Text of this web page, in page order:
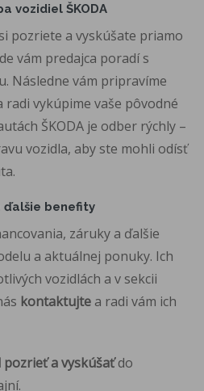
vozidiel ŠKODA
pozriete a vyskúšate priamo
vám predajca poradí s
Následne vám pripravíme
vykúpime vaše pôvodné
ŠKODA je odber rýchly –
vozidla, aby ste mohli odísť
ďalšie benefity
záruky a ďalšie
a aktuálnej ponuky. Ich
vozidlách a v sekcii
kontaktujte a radi vám ich
a vyskúšaťdo